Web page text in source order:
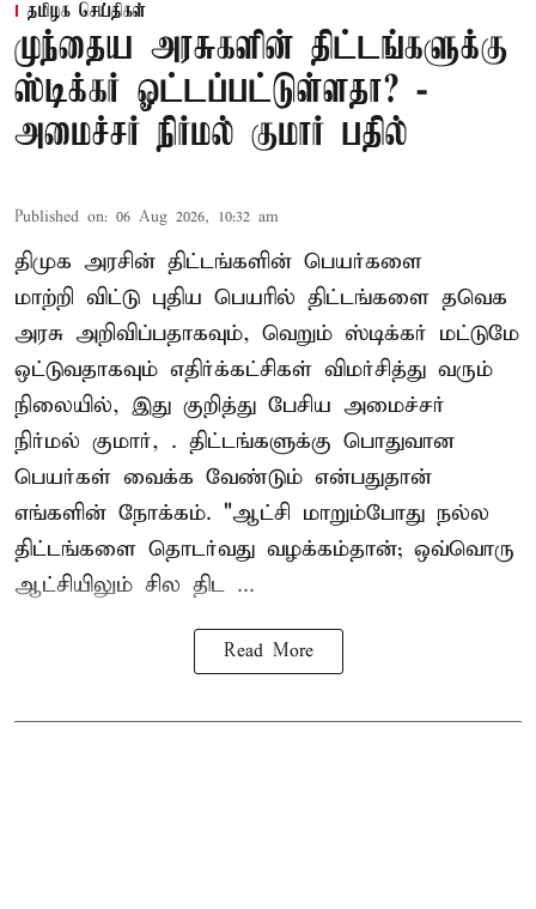
தமிழக செய்திகள்
முந்தைய அரசுகளின் திட்டங்களுக்கு
ஸ்டிக்கர் ஓட்டப்பட்டுள்ளதா? -
அமைச்சர் நிர்மல் குமார் பதில்
Published on: 06 Aug 2026, 10:32 am
திமுக அரசின் திட்டங்களின் பெயர்களை
மாற்றி விட்டு புதிய பெயரில் திட்டங்களை தவெக
அரசு அறிவிப்பதாகவும், வெறும் ஸ்டிக்கர் மட்டுமே
ஒட்டுவதாகவும் எதிர்க்கட்சிகள் விமர்சித்து வரும்
நிலையில், இது குறித்து பேசிய அமைச்சர்
நிர்மல் குமார், . திட்டங்களுக்கு பொதுவான
பெயர்கள் வைக்க வேண்டும் என்பதுதான்
எங்களின் நோக்கம். "ஆட்சி மாறும்போது நல்ல
திட்டங்களை தொடர்வது வழக்கம்தான்; ஒவ்வொரு
ஆட்சியிலும் சில திட ...
Read More